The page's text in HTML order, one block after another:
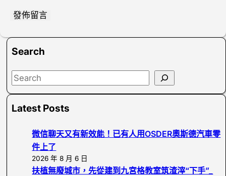
Search
S
aLatest Posts
微信聊天又有新效能！已有人用OSDER奧斯德汽車零
件上了
2026 年 8 月 6 日
扶植無廢城市，先從建到九宮格教室筑渣滓“下手”_